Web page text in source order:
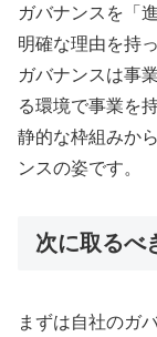
ガバナンスを「
明確な理由を持
ガバナンスは事
る環境で事業を
静的な枠組みか
ンスの姿です。
次に取るべ
まずは自社のガ